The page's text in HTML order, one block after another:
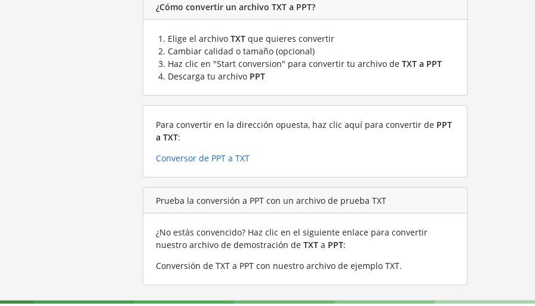
¿Cómo convertir un archivo TXT a PPT?
Elige el archivo TXT que quieres convertir
Cambiar calidad o tamaño (opcional)
Haz clic en "Start conversion" para convertir tu archivo de TXT a PPT
Descarga tu archivo PPT
Para convertir en la dirección opuesta, haz clic aquí para convertir de PPT
a TXT:
Conversor de PPT a TXT
Prueba la conversión a PPT con un archivo de prueba TXT
¿No estás convencido? Haz clic en el siguiente enlace para convertir
nuestro archivo de demostración de TXT a PPT:
Conversión de TXT a PPT con nuestro archivo de ejemplo TXT.